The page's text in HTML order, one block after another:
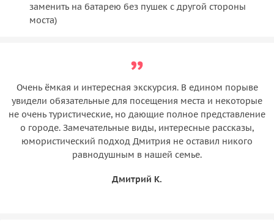
заменить на батарею без пушек с другой стороны
моста)
Очень ёмкая и интересная экскурсия. В едином порыве
увидели обязательные для посещения места и некоторые
не очень туристические, но дающие полное представление
о городе. Замечательные виды, интересные рассказы,
юмористический подход Дмитрия не оставил никого
равнодушным в нашей семье.
Дмитрий К.